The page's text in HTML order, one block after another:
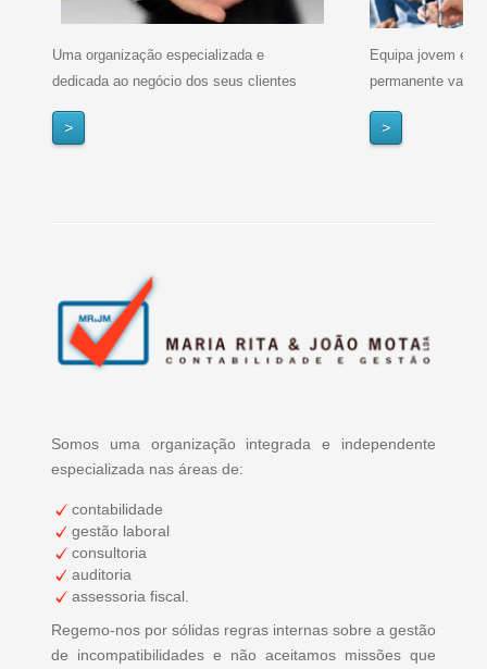
Uma organização especializada e
dedicada ao negócio dos seus clientes
>
Equipa jovem e
permanente
>
Somos uma organização integrada e independente
especializada nas áreas de:
contabilidade
gestão laboral
consultoria
auditoria
assessoria fiscal.
Regemo-nos por sólidas regras internas sobre a gestão
de incompatibilidades e não aceitamos missões que